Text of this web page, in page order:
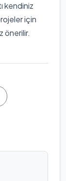
kendiniz
için
önerilir.